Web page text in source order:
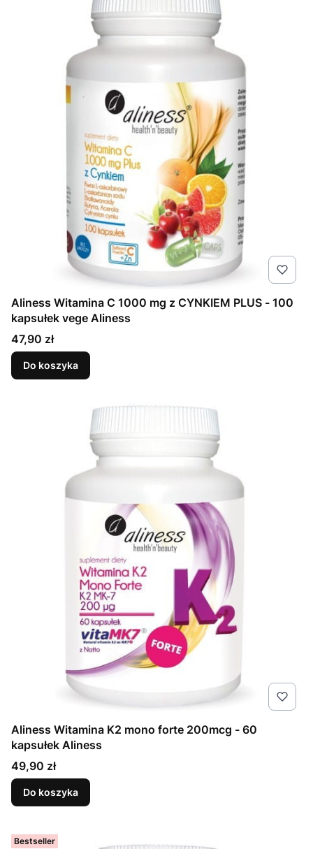
Aliness Witamina C 1000 mg z CYNKIEM PLUS - 100
kapsułek vege Aliness
Cena
47,90 zł
Do koszyka
Aliness Witamina K2 mono forte 200mcg - 60
kapsułek Aliness
Cena
49,90 zł
Do koszyka
Bestseller